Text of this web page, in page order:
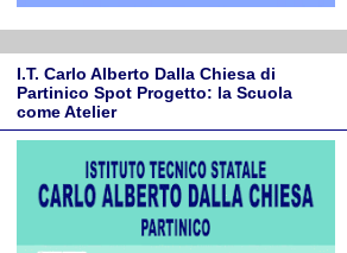
I.T. Carlo Alberto Dalla Chiesa di
Partinico Spot Progetto: la Scuola
come Atelier